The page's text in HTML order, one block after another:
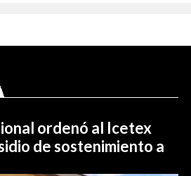
ordenó al Icetex
de sostenimiento a